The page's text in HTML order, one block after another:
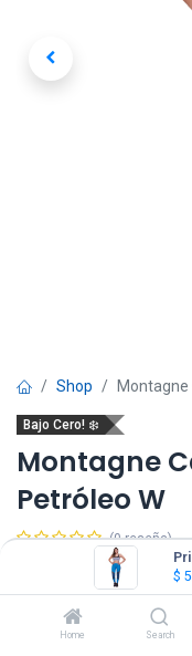
$
Home Search
Shop Montagne
Bajo Cero! ❄️
Montagne
Petróleo W
(0 reseña)
53.285,73